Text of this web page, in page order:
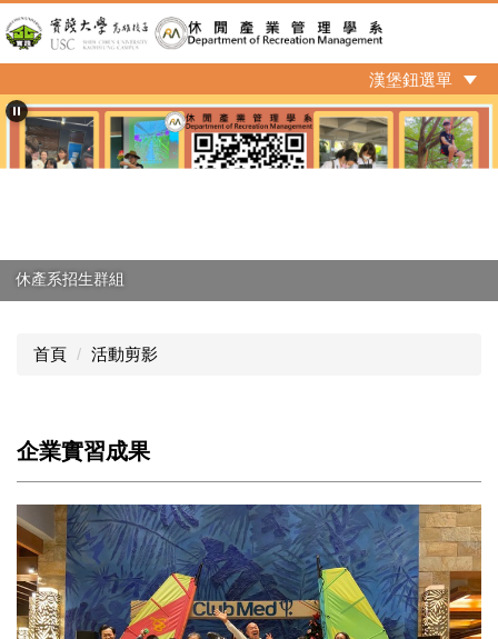
跳
到
主
內
容
區
漢堡鈕選單
休產系招生群組
首頁 活動剪影
企業實習成果